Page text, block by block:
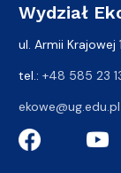
Wydział
ul. Armii Krajowej
tel.: +48 585 23 13
ekowe@ug.edu.pl